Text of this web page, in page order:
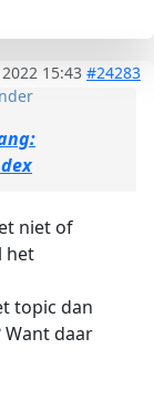
15:43 #24283
niet of
het
topic dan
Want daar